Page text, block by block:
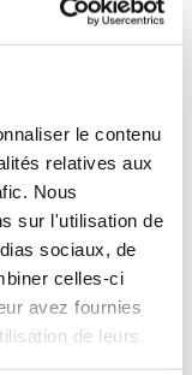
le contenu
relatives aux
Nous
sur l'utilisation de
sociaux, de
celles-ci
avez fournies
de leurs
Diesel